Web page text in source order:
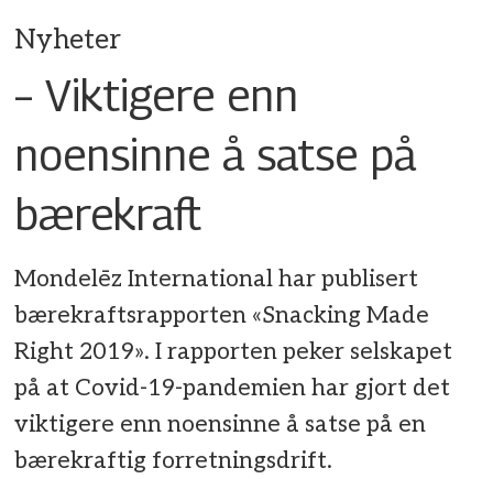
Nyheter
– Viktigere enn
noensinne å satse på
bærekraft
Mondelēz International har publisert
bærekraftsrapporten «Snacking Made
Right 2019». I rapporten peker selskapet
på at Covid-19-pandemien har gjort det
viktigere enn noensinne å satse på en
bærekraftig forretningsdrift.